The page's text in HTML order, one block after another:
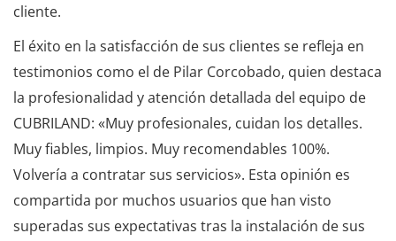
cliente.
El éxito en la satisfacción de sus clientes se refleja en
testimonios como el de Pilar Corcobado, quien destaca
la profesionalidad y atención detallada del equipo de
CUBRILAND: «Muy profesionales, cuidan los detalles.
Muy fiables, limpios. Muy recomendables 100%.
Volvería a contratar sus servicios». Esta opinión es
compartida por muchos usuarios que han visto
superadas sus expectativas tras la instalación de sus